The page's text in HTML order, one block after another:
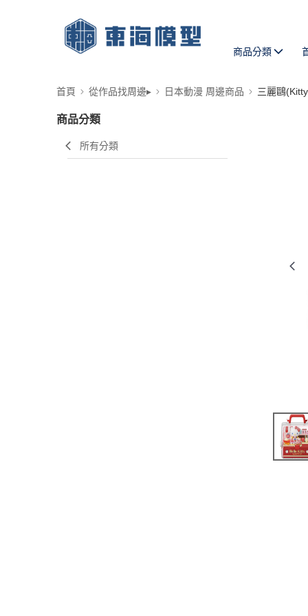
商品分類
首頁 從作品找周邊▸ 日本動漫 周邊商品 三麗鷗
商品分類
所有分類